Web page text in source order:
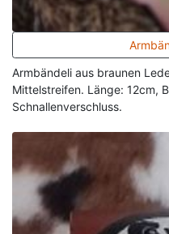
Armbändeli aus braunen
Mittelstreifen. Länge: 12cm,
Schnallenverschluss.